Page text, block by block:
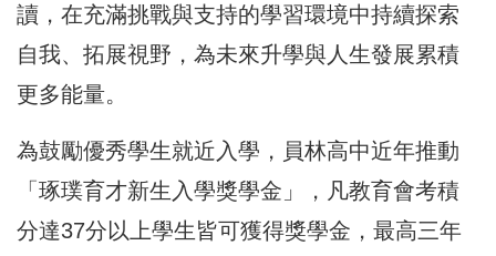
讀，在充滿挑戰與支持的學習環境中持續探索
自我、拓展視野，為未來升學與人生發展累積
更多能量。
為鼓勵優秀學生就近入學，員林高中近年推動
「琢璞育才新生入學獎學金」，凡教育會考積
分達37分以上學生皆可獲得獎學金，最高三年